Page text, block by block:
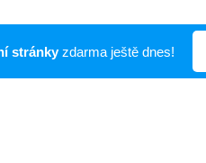
stránkyzdarma ještě dnes!